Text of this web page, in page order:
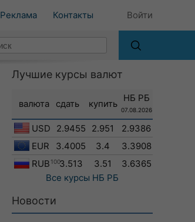
Реклама Контакты Войти
Лучшие курсы валют
валюта сдать купить
НБ РБ
07.08.2026
USD 2.9455 2.951
2.9386
EUR
3.4005 3.4
3.3908
RUB 1003.513 3.51
3.6365
Все курсы НБ РБ
Новости